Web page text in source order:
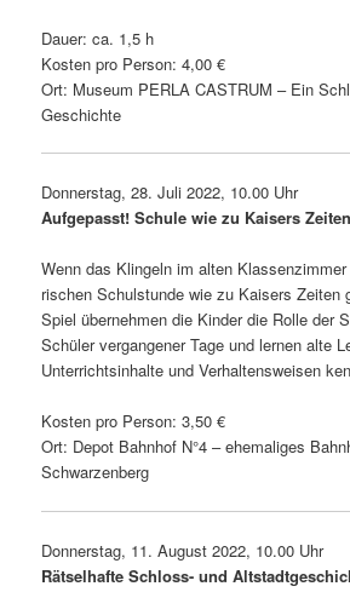
Dauer: ca. 1,5 h
Kosten pro Person: 4,00 €
Ort: Museum PERLA CASTRUM – Ein
Geschichte
Donnerstag, 28. Juli 2022, 10.00 Uhr
Aufgepasst! Schule wie zu Kaisers Zeiten
Wenn das Klingeln im alten
ri­schen Schulstunde wie zu Kaisers Zeiten
Spiel über­nehmen die Kinder die Rolle der
Schüler vergan­gener Tage und lernen alte
Unterrichtsinhalte und Verhaltensweisen
Kosten pro Person: 3,50 €
Ort: Depot Bahnhof N°4 – ehema­liges
Schwarzenberg
Donnerstag, 11. August 2022, 10.00 Uhr
Rätselhafte Schloss- und